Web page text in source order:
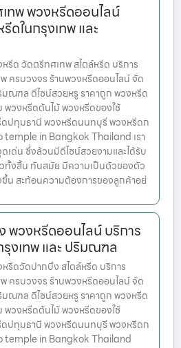
ทพ พวงหรีดออนไลน์
ดในกรุงเทพ และ
ด วัดตรีทศเทพ สไตล์หรีด บริการ
ครบวงจร ร้านพวงหรีดออนไลน์ จัด
มณฑล ดีไซน์สวยหรู ราคาถูก พวงหรีด
วงหรีดต้นไม้ พวงหรีดของใช้
ดปทุมธานี พวงหรีดนนทบุรี พวงหรีดก
in Bangkok Thailand เรา
เด่น ซึ่งล้วนมีดีไซน์สวยงามและได้รับ
ทั้งสิ้น ทันสมัย มีความเป็นตัวของตัว
น สะท้อนความต้องการของลูกค้าอย่
พวงหรีดออนไลน์ บริการ
งเทพ และ ปริมณฑล
ดวัดปากบึง สไตล์หรีด บริการ
ครบวงจร ร้านพวงหรีดออนไลน์ จัด
มณฑล ดีไซน์สวยหรู ราคาถูก พวงหรีด
วงหรีดต้นไม้ พวงหรีดของใช้
ดปทุมธานี พวงหรีดนนทบุรี พวงหรีดก
in Bangkok Thailand